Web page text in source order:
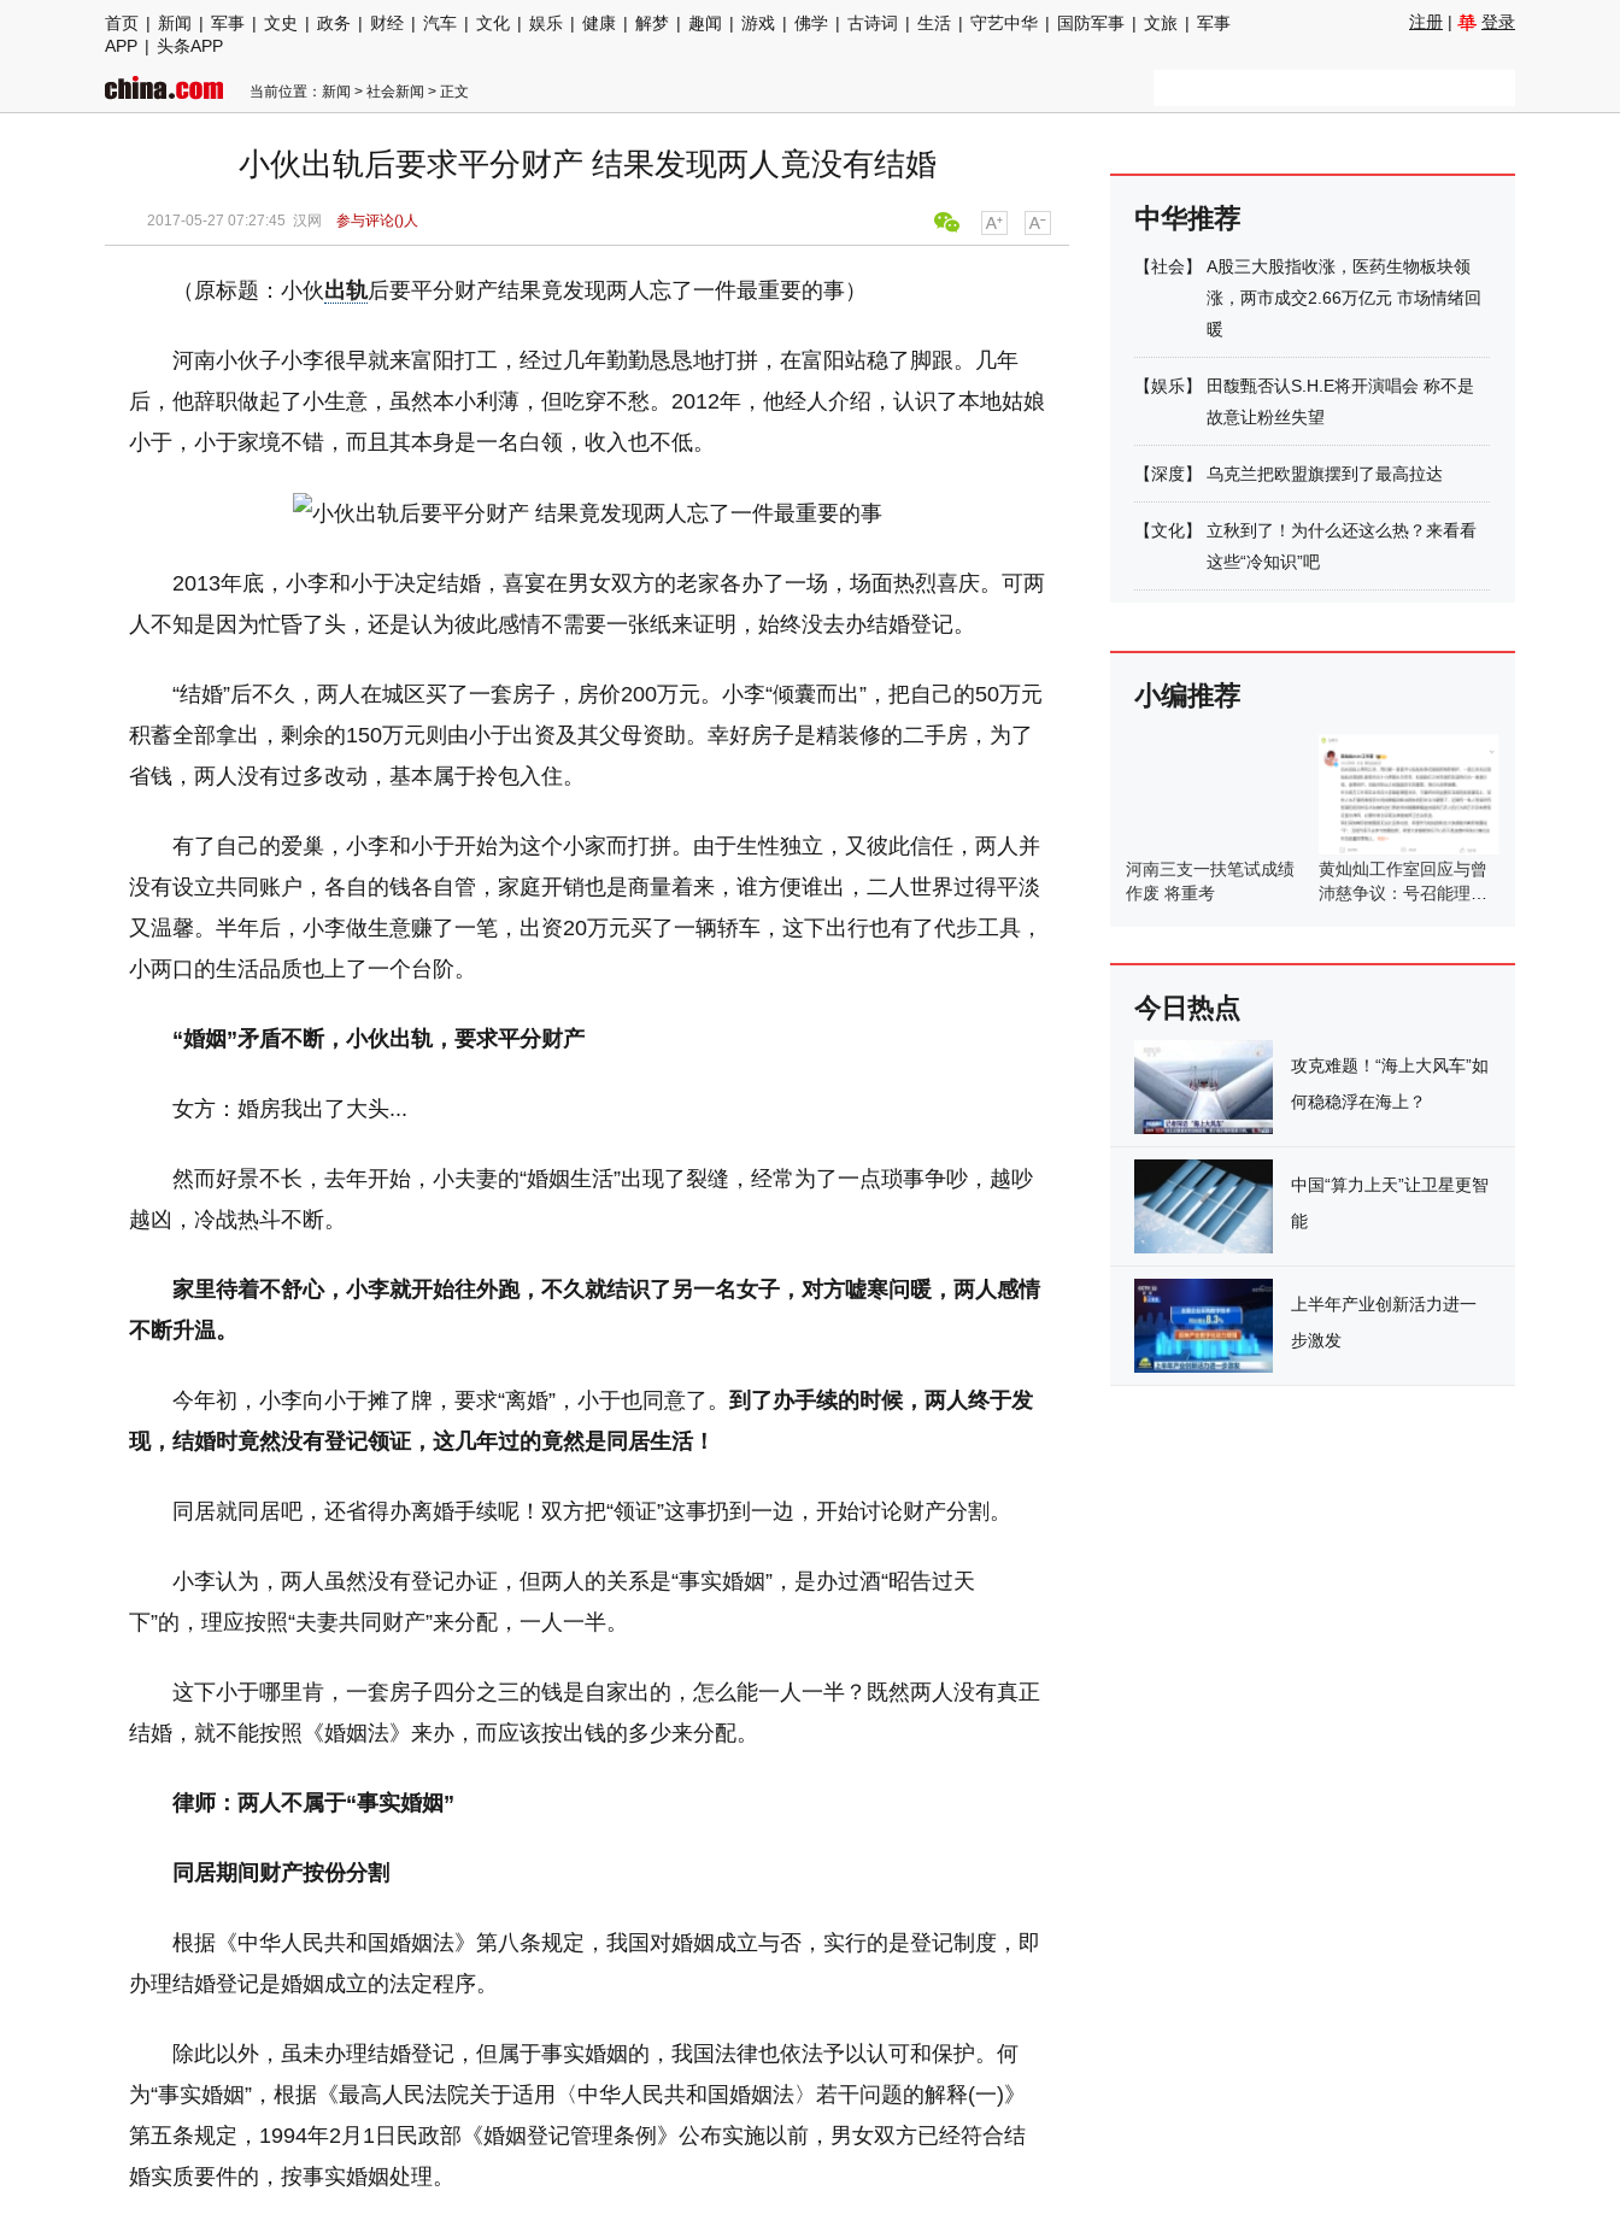
首页 | 新闻 | 军事 | 文史 | 政务 | 财经 | 汽车 | 文化 | 娱乐 | 健康 | 解梦 | 趣闻 | 游戏 | 佛学 | 古诗词 | 生活 | 守艺中华 | 国防军事 | 文旅 | 军事
APP | 头条APP
注册 | 登录
当前位置： 新闻 > 社会新闻 > 正文
小伙出轨后要求平分财产 结果发现两人竟没有结婚
2017-05-27 07:27:45 汉网 参与评论()人
（原标题：小伙出轨后要平分财产结果竟发现两人忘了一件最重要的事）
河南小伙子小李很早就来富阳打工，经过几年勤勤恳恳地打拼，在富阳站稳了脚跟。几年
后，他辞职做起了小生意，虽然本小利薄，但吃穿不愁。2012年，他经人介绍，认识了本地姑娘
小于，小于家境不错，而且其本身是一名白领，收入也不低。
2013年底，小李和小于决定结婚，喜宴在男女双方的老家各办了一场，场面热烈喜庆。可两
人不知是因为忙昏了头，还是认为彼此感情不需要一张纸来证明，始终没去办结婚登记。
“结婚”后不久，两人在城区买了一套房子，房价200万元。小李“倾囊而出”，把自己的50万元
积蓄全部拿出，剩余的150万元则由小于出资及其父母资助。幸好房子是精装修的二手房，为了
省钱，两人没有过多改动，基本属于拎包入住。
有了自己的爱巢，小李和小于开始为这个小家而打拼。由于生性独立，又彼此信任，两人并
没有设立共同账户，各自的钱各自管，家庭开销也是商量着来，谁方便谁出，二人世界过得平淡
又温馨。半年后，小李做生意赚了一笔，出资20万元买了一辆轿车，这下出行也有了代步工具，
小两口的生活品质也上了一个台阶。
“婚姻”矛盾不断，小伙出轨，要求平分财产
女方：婚房我出了大头...
然而好景不长，去年开始，小夫妻的“婚姻生活”出现了裂缝，经常为了一点琐事争吵，越吵
越凶，冷战热斗不断。
家里待着不舒心，小李就开始往外跑，不久就结识了另一名女子，对方嘘寒问暖，两人感情
不断升温。
今年初，小李向小于摊了牌，要求“离婚”，小于也同意了。 到了办手续的时候，两人终于发
现，结婚时竟然没有登记领证，这几年过的竟然是同居生活！
同居就同居吧，还省得办离婚手续呢！双方把“领证”这事扔到一边，开始讨论财产分割。
小李认为，两人虽然没有登记办证，但两人的关系是“事实婚姻”，是办过酒“昭告过天
下”的，理应按照“夫妻共同财产”来分配，一人一半。
这下小于哪里肯，一套房子四分之三的钱是自家出的，怎么能一人一半？既然两人没有真正
结婚，就不能按照《婚姻法》来办，而应该按出钱的多少来分配。
律师：两人不属于“事实婚姻”
同居期间财产按份分割
根据《中华人民共和国婚姻法》第八条规定，我国对婚姻成立与否，实行的是登记制度，即
办理结婚登记是婚姻成立的法定程序。
除此以外，虽未办理结婚登记，但属于事实婚姻的，我国法律也依法予以认可和保护。何
为“事实婚姻”，根据《最高人民法院关于适用〈中华人民共和国婚姻法〉若干问题的解释(一)》
第五条规定，1994年2月1日民政部《婚姻登记管理条例》公布实施以前，男女双方已经符合结
婚实质要件的，按事实婚姻处理。
中华推荐
【社会】
A股三大股指收涨，医药生物板块领
涨，两市成交2.66万亿元 市场情绪回
暖
【娱乐】
田馥甄否认S.H.E将开演唱会 称不是
故意让粉丝失望
【深度】 乌克兰把欧盟旗摆到了最高拉达
【文化】
立秋到了！为什么还这么热？来看看
这些“冷知识”吧
小编推荐
河南三支一扶笔试成绩
作废 将重考
黄灿灿工作室回应与曾
沛慈争议：号召能理智
今日热点
攻克难题！“海上大风车”如
何稳稳浮在海上？
中国“算力上天”让卫星更智
能
上半年产业创新活力进一
步激发